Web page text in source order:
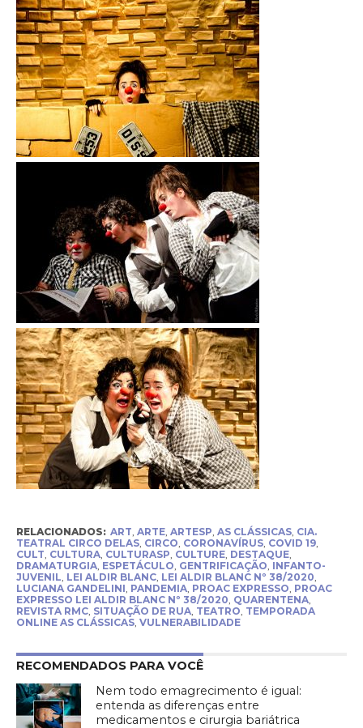
RELACIONADOS: ART ARTE, ARTESP AS CLÁSSICAS, CIA.
TEATRAL CIRCO DELAS, CIRCO CORONAVÍRUS, COVID 19,
CULT CULTURA, CULTURASP CULTURE, DESTAQUE,
DRAMATURGIA, ESPETÁCULO GENTRIFICAÇÃO INFANTO-
JUVENIL LEI ALDIR BLANC, LEI ALDIR BLANC Nº 38/2020
LUCIANA GANDELINI PANDEMIA, PROAC EXPRESSO PROAC
EXPRESSO LEI ALDIR BLANC Nº 38/2020 QUARENTENA,
REVISTA RMC, SITUAÇÃO DE RUA, TEATRO TEMPORADA
ONLINE AS CLÁSSICAS, VULNERABILIDADE
RECOMENDADOS PARA VOCÊ
Nem todo emagrecimento é igual:
entenda as diferenças entre
medicamentos e cirurgia bariátrica